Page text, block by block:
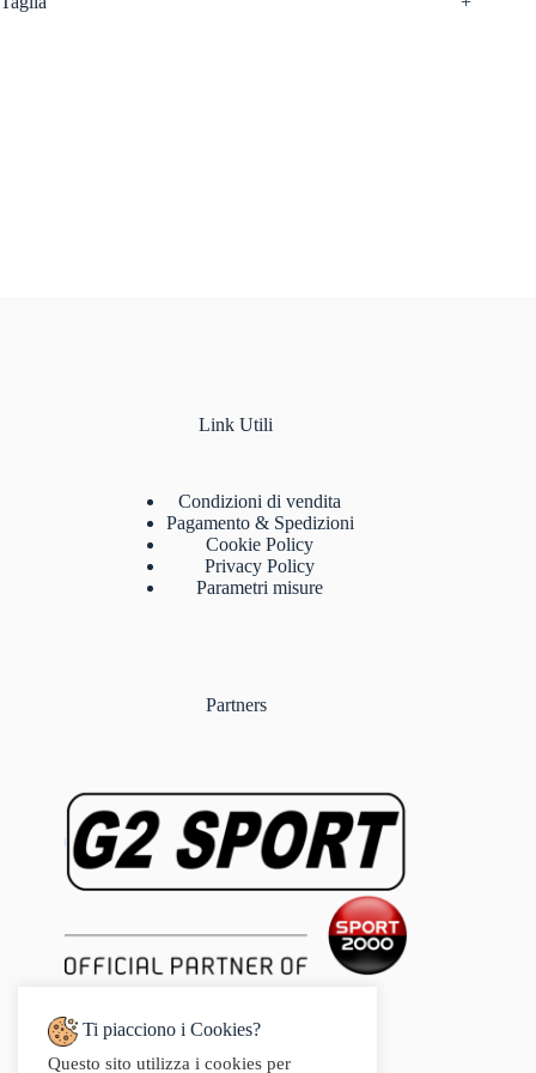
Link Utili
Condizioni di vendita
Pagamento & Spedizioni
Cookie Policy
Privacy Policy
Parametri misure
Partners
Ti piacciono i Cookies?
Questo sito utilizza i cookies per